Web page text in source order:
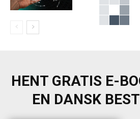
HENT GRATIS E-
EN DANSK